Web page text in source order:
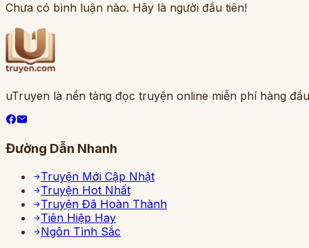
Chưa có bình luận nào. Hãy là người đầu tiên!
uTruyen là nền tảng đọc truyện online miễn phí hàng
Đường Dẫn Nhanh
Truyện Mới Cập Nhật
Truyện Hot Nhất
Truyện Đã Hoàn Thành
Tiên Hiệp Hay
Ngôn Tình Sắc